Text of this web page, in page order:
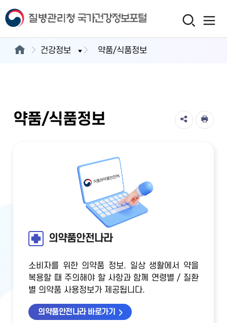
건강정보 약품/식품정보
약품/식품정보
의약품안전나라
소비자를 위한 의약품 정보. 일상 생활에서 약을
복용할 때 주의해야 할 사항과 함께 연령별 / 질환
별 의약품 사용정보가 제공됩니다.
의약품안전나라 바로가기